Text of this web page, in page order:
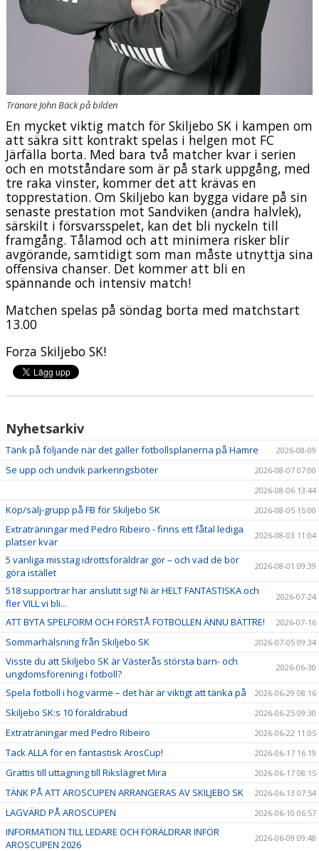
Tränare John Bäck på bilden
En mycket viktig match för Skiljebo SK i kampen om
att säkra sitt kontrakt spelas i helgen mot FC
Järfälla borta. Med bara två matcher kvar i serien
och en motståndare som är på stark uppgång, med
tre raka vinster, kommer det att krävas en
topprestation. Om Skiljebo kan bygga vidare på sin
senaste prestation mot Sandviken (andra halvlek),
särskilt i försvarsspelet, kan det bli nyckeln till
framgång. Tålamod och att minimera risker blir
avgörande, samtidigt som man måste utnyttja sina
offensiva chanser. Det kommer att bli en
spännande och intensiv match!
Matchen spelas på söndag borta med matchstart
13.00
Forza Skiljebo SK!
Nyhetsarkiv
Tänk på följande när det gäller fotbollsplanerna på Hamre 2026-08-09
Se upp och undvik parkeringsböter
2026-08-07 07:00
2026-08-06 13:44
Köp/sälj-grupp på FB för Skiljebo SK 2026-08-05 15:00
Extraträningar med Pedro Ribeiro - finns ett fåtal lediga
platser kvar
2026-08-03 11:04
5 vanliga misstag idrottsföräldrar gör – och vad de bör
göra istället
2026-08-01 09:39
518 supportrar har anslutit sig! Ni är HELT FANTASTISKA och
fler VILL vi bli...
2026-07-24
ATT BYTA SPELFORM OCH FÖRSTÅ FOTBOLLEN ÄNNU BÄTTRE! 2026-07-16
Sommarhälsning från Skiljebo SK 2026-07-05 09:34
Visste du att Skiljebo SK är Västerås största barn- och
ungdomsförening i fotboll?
2026-06-30
Spela fotboll i hög värme – det här är viktigt att tänka på 2026-06-29 08:16
Skiljebo SK:s 10 föräldrabud 2026-06-25 09:30
Extraträningar med Pedro Ribeiro 2026-06-22 11:05
Tack ALLA för en fantastisk ArosCup! 2026-06-17 16:19
Grattis till uttagning till Rikslägret Mira 2026-06-17 08:15
TÄNK PÅ ATT AROSCUPEN ARRANGERAS AV SKILJEBO SK 2026-06-13 07:54
LAGVÄRD PÅ AROSCUPEN 2026-06-10 06:57
INFORMATION TILL LEDARE OCH FÖRÄLDRAR INFÖR
AROSCUPEN 2026
2026-06-09 09:48